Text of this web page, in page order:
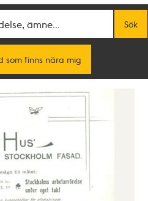
Sök
som finns nära mig